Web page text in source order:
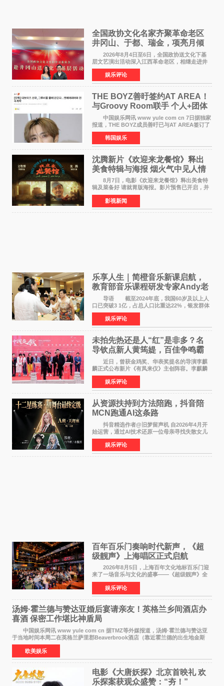
全国政协文化名家齐聚革命老区
井冈山、于都、瑞金，项亮月倾
情献唱《桃花谣》致敬红色沃土
2026年8月4日至6日，全国政协送文化下基
层文艺演出活动深入江西革命老区，相继走进井
冈山、于都长征出发地、瑞金三地。由全国政协
文化文史和学习委员会副主任、甘肃省政协原主
席欧阳坚率团，一
娱乐评论
THE BOYZ善旴签约AT AREA！
与Groovy Room联手 个人+团体
活动并行
中国娱乐网讯 www yule com cn 7日据独家
报道，THE BOYZ成员善旴已与AT AREA签订了
专属合约。AT AREA是由知名制作人组合
Groovy Room创立的hip-hop厂牌，旗下拥有多
位实力派音乐人，在韩
韩国娱乐
沈腾新片《欢迎来龙餐馆》释出
美食特辑与海报 烟火气中见人情
温暖
8月7日，电影《欢迎来龙餐馆》释出美食特
辑及菜备好 请就胃版海报。影片预售已开启，并
将于8月8日至10日14:00-21:00举行全国超前点
映。电影《欢迎来龙餐馆》作为战争美食喜剧大
片，讲述了中国
影视新闻
乐享人生｜简橙音乐新课启航，
教育部音乐课程研发专家Andy老
师重磅入驻领航银龄琴声
导语 截至2024年底，我国60岁及以上人
口已突破3 1亿，占总人口比重达22%，银发群体
的精神文化需求日益凸显。2024年1月，国务院办
公厅印发《关于发展银发经济增进老年人福祉的
意见》——这是
娱乐评论
未拍先热还是人“红”是非多？名
导钦点新人黄筠媞，百佳争鸣霸
气回应
近日，曾获金鸡奖、华表奖提名的导演李麒
麟正式公布新片《有凤来仪》主创阵容。李麒麟
早年凭电影《华容道》获得金鸡奖、华表奖提
名，此后长期参与国内外电影制作，其担任制片
人参与的作品亦曾
娱乐评论
从资源扶持到方法陪跑，抖音陪
MCN跑通AI这条路
抖音精选作者@旧梦留声机 自2026年4月开
始运营，通过AI技术还原一位母亲寻找失散女儿
的故事，凭借强情感表达获得大量用户关注，发
布仅21小时便获得超1亿曝光、超1000万互动。
此后，账号持续沿
娱乐评论
百年百乐门奏响时代新声，《超
级靓声》上海唱区正式启航
2026年8月5日，上海百年文化地标百乐门迎
来了一场音乐与文化的盛事——《超级靓声》全
国励志音乐公益节目上海唱区新闻发布会暨启动
仪式在此隆重举行。各界领导、嘉宾与媒体朋友
齐聚一堂，共同
娱乐评论
汤姆·霍兰德与赞达亚婚后宴请亲友！英格兰乡间酒店办
喜酒 保密工作堪比神盾局
中国娱乐网讯 www yule com cn 据TMZ等外媒报道，汤姆·霍兰德与赞达亚
于当地时间本周二在英格兰萨里郡Beaverbrook酒店（靠近霍兰德的出生地金斯
顿）举办婚宴，邀请家人与朋友们喝喜酒，庆祝
欧美娱乐
电影《大唐妖探》北京首映礼 欢
乐探案获观众盛赞：“夯！”